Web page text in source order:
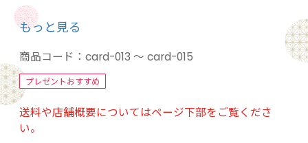
ます。
「西陣織」と「本革」を融合したレザーアイテ
ムです。
京都の伝統工芸品として名高い「西陣織」と、
珍しい風合いの「スクラッチレザー」の組み合
わせにより、オシャレなカードケースに仕上が
もっと見る
商品コード： card-013 ～ card-015
プレゼントおすすめ
送料や店舗概要についてはページ下部をご覧くださ
い。